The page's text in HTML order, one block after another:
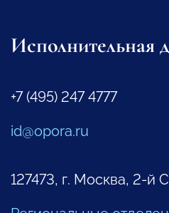
Исполнительная
+7 (495) 247 4777
id@opora.ru
127473, г. Москва, 2-й